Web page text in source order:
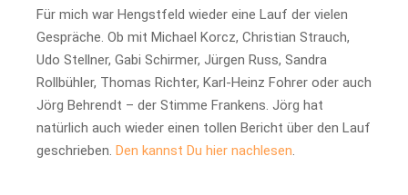
Für mich war Hengstfeld wieder eine Lauf der vielen
Gespräche. Ob mit Michael Korcz, Christian Strauch,
Udo Stellner, Gabi Schirmer, Jürgen Russ, Sandra
Rollbühler, Thomas Richter, Karl-Heinz Fohrer oder auch
Jörg Behrendt – der Stimme Frankens. Jörg hat
natürlich auch wieder einen tollen Bericht über den Lauf
geschrieben. Den kannst Du hier nachlesen